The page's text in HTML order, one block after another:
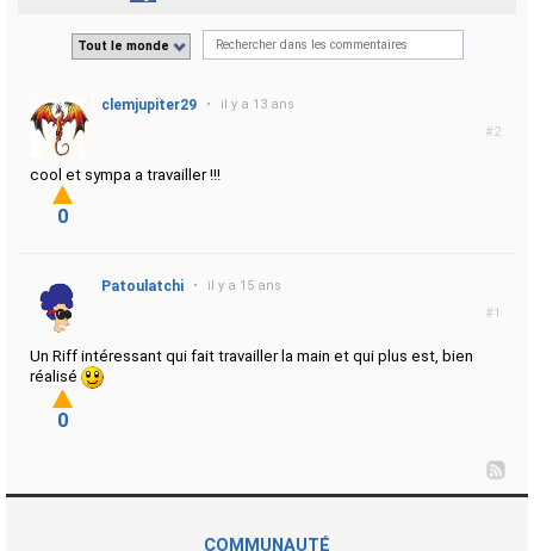
Tout le monde
#2
clemjupiter29 • il y a 13 ans
cool et sympa a travailler !!!
0
#1
Patoulatchi • il y a 15 ans
Un Riff intéressant qui fait travailler la main et qui plus est, bien
réalisé
0
COMMUNAUTÉ